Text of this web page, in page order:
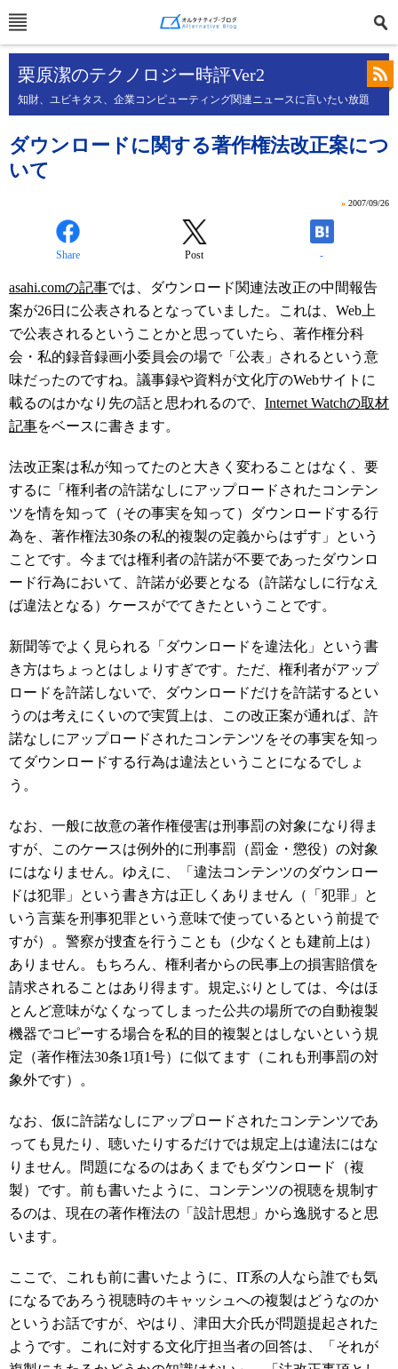
栗原潔のテクノロジー時評Ver2
知財、ユビキタス、企業コンピューティング関連ニュースに言いたい放題
ダウンロードに関する著作権法改正案につ
いて
» 2007/09/26
Share Post -
asahi.comの記事では、ダウンロード関連法改正の中間報告
案が26日に公表されるとなっていました。これは、Web上
で公表されるということかと思っていたら、著作権分科
会・私的録音録画小委員会の場で「公表」されるという意
味だったのですね。議事録や資料が文化庁のWebサイトに
載るのはかなり先の話と思われるので、 Internet Watchの取材
記事をベースに書きます。
法改正案は私が知ってたのと大きく変わることはなく、要
するに「権利者の許諾なしにアップロードされたコンテン
ツを情を知って（その事実を知って）ダウンロードする行
為を、著作権法30条の私的複製の定義からはずす」という
ことです。今までは権利者の許諾が不要であったダウンロ
ード行為において、許諾が必要となる（許諾なしに行なえ
ば違法となる）ケースがでてきたということです。
新聞等でよく見られる「ダウンロードを違法化」という書
き方はちょっとはしょりすぎです。ただ、権利者がアップ
ロードを許諾しないで、ダウンロードだけを許諾するとい
うのは考えにくいので実質上は、この改正案が通れば、許
諾なしにアップロードされたコンテンツをその事実を知っ
てダウンロードする行為は違法ということになるでしょ
う。
なお、一般に故意の著作権侵害は刑事罰の対象になり得ま
すが、このケースは例外的に刑事罰（罰金・懲役）の対象
にはなりません。ゆえに、「違法コンテンツのダウンロー
ドは犯罪」という書き方は正しくありません（「犯罪」と
いう言葉を刑事犯罪という意味で使っているという前提で
すが）。警察が捜査を行うことも（少なくとも建前上は）
ありません。もちろん、権利者からの民事上の損害賠償を
請求されることはあり得ます。規定ぶりとしては、今はほ
とんど意味がなくなってしまった公共の場所での自動複製
機器でコピーする場合を私的目的複製とはしないという規
定（著作権法30条1項1号）に似てます（これも刑事罰の対
象外です）。
なお、仮に許諾なしにアップロードされたコンテンツであ
っても見たり、聴いたりするだけでは規定上は違法にはな
りません。問題になるのはあくまでもダウンロード（複
製）です。前も書いたように、コンテンツの視聴を規制す
るのは、現在の著作権法の「設計思想」から逸脱すると思
います。
ここで、これも前に書いたように、IT系の人なら誰でも気
になるであろう視聴時のキャッシュへの複製はどうなのか
というお話ですが、やはり、津田大介氏が問題提起された
ようです。これに対する文化庁担当者の回答は、「それが